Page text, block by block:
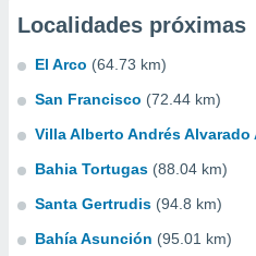
Localidades próximas
El Arco (64.73 km)
San Francisco (72.44 km)
Villa Alberto Andrés Alvarado
Bahia Tortugas (88.04 km)
Santa Gertrudis (94.8 km)
Bahía Asunción (95.01 km)